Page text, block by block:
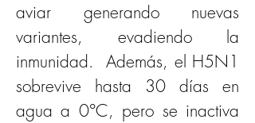
aviar generando nuevas
variantes, evadiendo la
inmunidad.  Además, el H5N1
sobrevive hasta 30 días en
agua a 0°C, pero se inactiva